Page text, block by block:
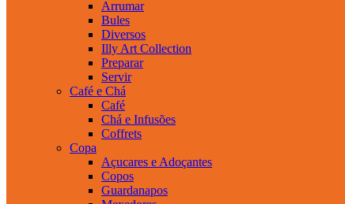
Arrumar
Bules
Diversos
Illy Art Collection
Preparar
Servir
Café e Chá
Café
Chá e Infusões
Coffrets
Copa
Açucares e Adoçantes
Copos
Guardanapos